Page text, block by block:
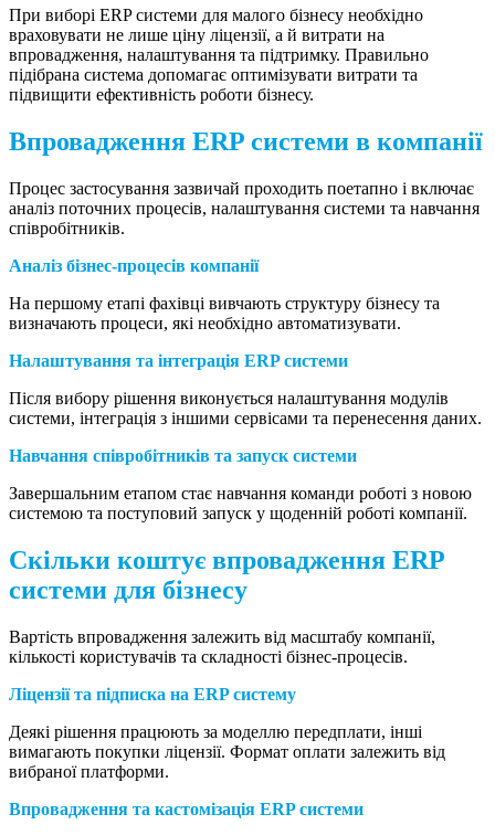
При виборі ERP системи для малого бізнесу необхідно
враховувати не лише ціну ліцензії, а й витрати на
впровадження, налаштування та підтримку. Правильно
підібрана система допомагає оптимізувати витрати та
підвищити ефективність роботи бізнесу.
Впровадження ERP системи в компанії
Процес застосування зазвичай проходить поетапно і включає
аналіз поточних процесів, налаштування системи та навчання
співробітників.
Аналіз бізнес-процесів компанії
На першому етапі фахівці вивчають структуру бізнесу та
визначають процеси, які необхідно автоматизувати.
Налаштування та інтеграція ERP системи
Після вибору рішення виконується налаштування модулів
системи, інтеграція з іншими сервісами та перенесення даних.
Навчання співробітників та запуск системи
Завершальним етапом стає навчання команди роботі з новою
системою та поступовий запуск у щоденній роботі компанії.
Скільки коштує впровадження ERP
системи для бізнесу
Вартість впровадження залежить від масштабу компанії,
кількості користувачів та складності бізнес-процесів.
Ліцензії та підписка на ERP систему
Деякі рішення працюють за моделлю передплати, інші
вимагають покупки ліцензії. Формат оплати залежить від
вибраної платформи.
Впровадження та кастомізація ERP системи